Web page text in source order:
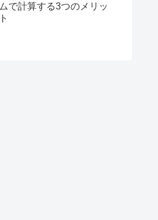
ムで計算する3つのメリッ
ト